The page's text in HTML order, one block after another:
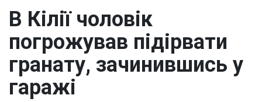
В Кілії чоловік
погрожував підірвати
гранату, зачинившись у
гаражі